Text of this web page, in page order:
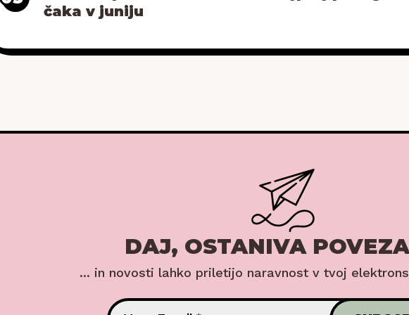
čaka v juniju
DAJ, OSTANIVA
... in novosti lahko priletijo naravnost v tvoj